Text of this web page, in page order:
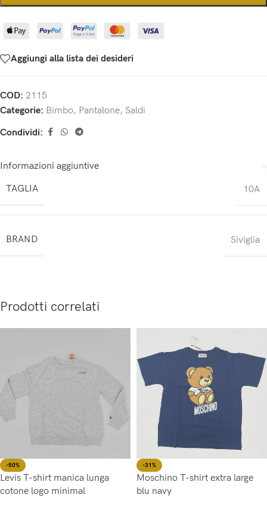
Aggiungi alla lista dei desideri
COD: 2115
Categorie: Bimbo, Pantalone, Saldi
Condividi:
Informazioni aggiuntive
TAGLIA
10A
BRAND Siviglia
Prodotti correlati
-50%
Levis T-shirt manica lunga
cotone logo minimal
-31%
Moschino T-shirt extra large
blu navy